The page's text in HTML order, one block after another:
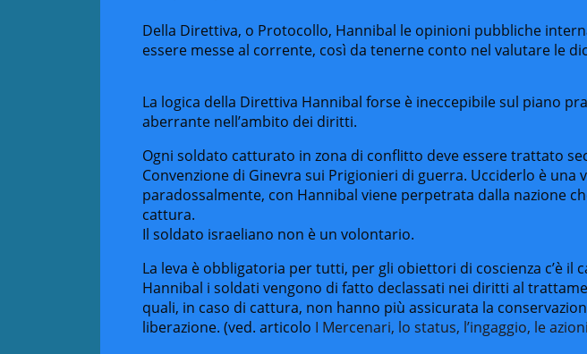
Della Direttiva, o Protocollo, Hannibal le opinioni pubbliche
essere messe al corrente, così da tenerne conto nel valutare le
La logica della Direttiva Hannibal forse è ineccepibile sul piano
aberrante nell’ambito dei diritti.
Ogni soldato catturato in zona di conflitto deve essere trattato
Convenzione di Ginevra sui Prigionieri di guerra. Ucciderlo è una
paradossalmente, con Hannibal viene perpetrata dalla nazione
cattura.
Il soldato israeliano non è un volontario.
La leva è obbligatoria per tutti, per gli obiettori di coscienza c’è il
Hannibal i soldati vengono di fatto declassati nei diritti al
quali, in caso di cattura, non hanno più assicurata la
liberazione. (ved. articolo I Mercenari, lo status, l’ingaggio, le azioni